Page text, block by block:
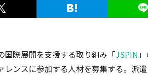
国際展開を支援する取り組み「JSPIN
レンスに参加する人材を募集する。派